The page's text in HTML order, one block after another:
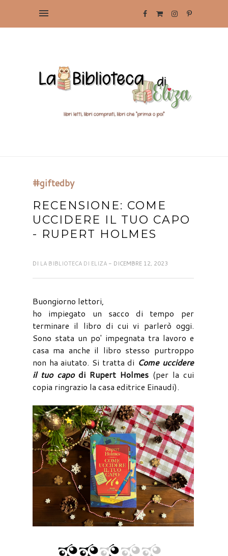
#giftedby
RECENSIONE: COME
UCCIDERE IL TUO CAPO
- RUPERT HOLMES
DI LA BIBLIOTECA DI ELIZA - DICEMBRE 12, 2023
Buongiorno lettori,
ho impiegato un sacco di tempo per
terminare il libro di cui vi parlerò oggi.
Sono stata un po' impegnata tra lavoro e
casa ma anche il libro stesso purtroppo
non ha aiutato. Si tratta di Come uccidere
il tuo capodi Rupert Holmes(per la cui
copia ringrazio la casa editrice Einaudi).